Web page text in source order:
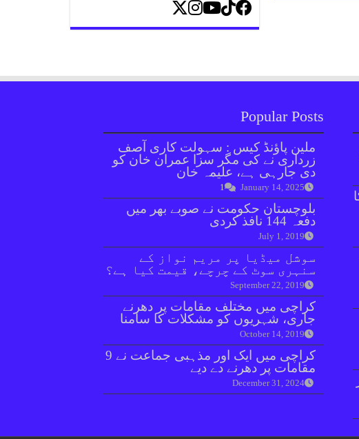
Popular Posts
ملین پاؤنڈ کیس : سہولت کاری آصف
زرداری نے کی مگر سزا عمران خان کو
دی جارہی ہے، علیمہ خان
January 14, 2025
1
بلوچستان حکومت نے صوبے بھر میں
دفعہ 144 نافذ کردی
July 1, 2019
سوشل میڈیا پر مریم نواز کے
سنہری سوٹ کے چرچے، قیمت کیا ہے؟
September 22, 2019
کراچی میں مختلف مقامات پر دھرنے
جاری، شہریوں کو مشکلات کا سامنا
October 14, 2019
کراچی میں ایک اور مذہبی جماعت نے 9
مقامات پر دھرنے دے دیے
December 31, 2024